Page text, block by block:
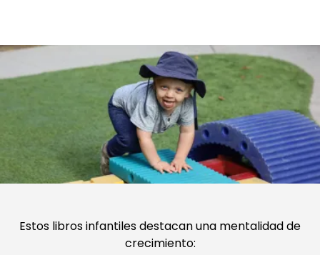
Estos libros infantiles destacan una mentalidad de
crecimiento: